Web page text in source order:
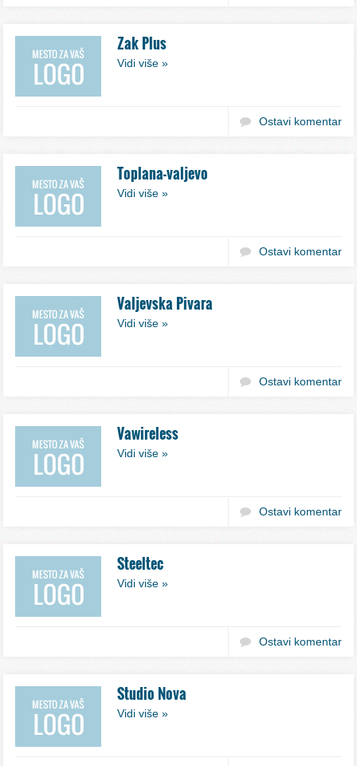
Zak Plus
Vidi više »
Ostavi komentar
Toplana-valjevo
Vidi više »
Ostavi komentar
Valjevska Pivara
Vidi više »
Ostavi komentar
Vawireless
Vidi više »
Ostavi komentar
Steeltec
Vidi više »
Ostavi komentar
Studio Nova
Vidi više »